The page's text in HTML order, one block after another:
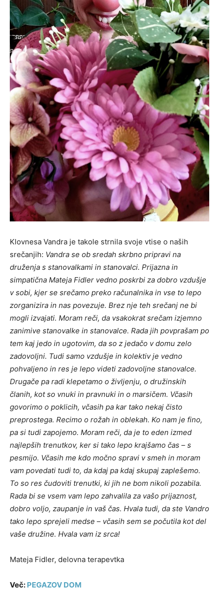
Klovnesa Vandra je takole strnila svoje vtise o naših
srečanjih: Vandra se ob sredah skrbno pripravi na
druženja s stanovalkami in stanovalci. Prijazna in
simpatična Mateja Fidler vedno poskrbi za dobro vzdušje
v sobi, kjer se srečamo preko računalnika in vse to lepo
zorganizira in nas povezuje. Brez nje teh srečanj ne bi
mogli izvajati. Moram reči, da vsakokrat srečam izjemno
zanimive stanovalke in stanovalce. Rada jih povprašam po
tem kaj jedo in ugotovim, da so z jedačo v domu zelo
zadovoljni. Tudi samo vzdušje in kolektiv je vedno
pohvaljeno in res je lepo videti zadovoljne stanovalce.
Drugače pa radi klepetamo o življenju, o družinskih
članih, kot so vnuki in pravnuki in o marsičem. Včasih
govorimo o poklicih, včasih pa kar tako nekaj čisto
preprostega. Recimo o rožah in oblekah. Ko nam je fino,
pa si tudi zapojemo. Moram reči, da je to eden izmed
najlepših trenutkov, ker si tako lepo krajšamo čas – s
pesmijo. Včasih me kdo močno spravi v smeh in moram
vam povedati tudi to, da kdaj pa kdaj skupaj zaplešemo.
To so res čudoviti trenutki, ki jih ne bom nikoli pozabila.
Rada bi se vsem vam lepo zahvalila za vašo prijaznost,
dobro voljo, zaupanje in vaš čas. Hvala tudi, da ste Vandro
tako lepo sprejeli medse – včasih sem se počutila kot del
vaše družine. Hvala vam iz srca!
Mateja Fidler, delovna terapevtka
Več: PEGAZOV DOM